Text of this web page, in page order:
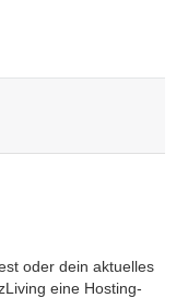
oder dein aktuelles
eine Hosting-